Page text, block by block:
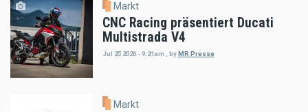
Markt
CNC Racing präsentiert Ducati
Multistrada V4
Jul 25 2026 - 9:21am byMR Presse
Markt